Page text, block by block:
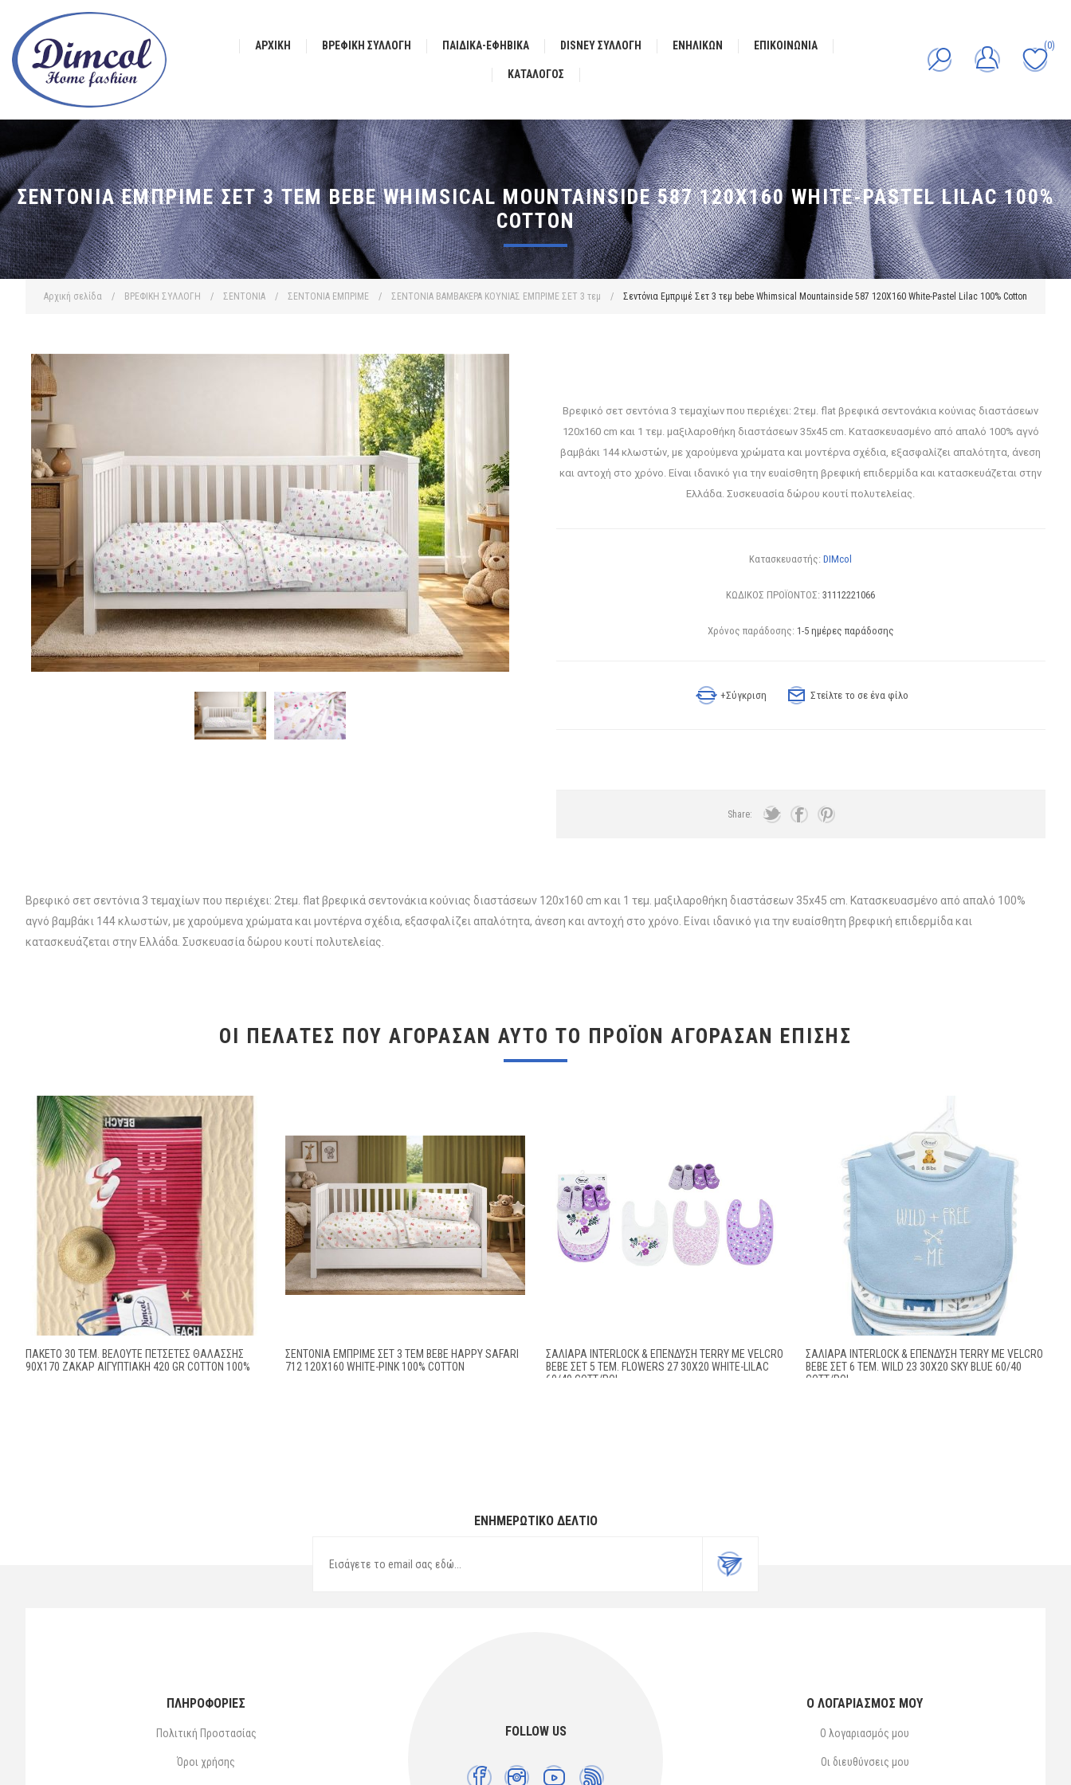
ΑΡΧΙΚΉ ΒΡΕΦΙΚΗ ΣΥΛΛΟΓΗ ΠΑΙΔΙΚΑ-ΕΦΗΒΙΚΑ DISNEY ΣΥΛΛΟΓΗ ΕΝΗΛΙΚΩΝ ΕΠΙΚΟΙΝΩΝΊΑ
ΚΑΤΆΛΟΓΟΣ
(0)
Αρχική σελίδα / ΒΡΕΦΙΚΗ ΣΥΛΛΟΓΗ / ΣΕΝΤΟΝΙΑ / ΣΕΝΤΟΝΙΑ ΕΜΠΡΙΜΕ / ΣΕΝΤΟΝΙΑ ΒΑΜΒΑΚΕΡΑ ΚΟΥΝΙΑΣ ΕΜΠΡΙΜΕ ΣΕΤ 3 τεμ / Σεντόνια Εμπριμέ Σετ 3 τεμ bebe Whimsical Mountainside 587 120X160 White-Pastel Lilac 100% Cotton
ΣΕΝΤΌΝΙΑ ΕΜΠΡΙΜΈ ΣΕΤ 3 ΤΕΜ BEBE WHIMSICAL MOUNTAINSIDE 587 120X160 WHITE-PASTEL LILAC 100%
COTTON
Βρεφικό σετ σεντόνια 3 τεμαχίων που περιέχει: 2τεμ. flat βρεφικά σεντονάκια κούνιας διαστάσεων
120x160 cm και 1 τεμ. μαξιλαροθήκη διαστάσεων 35x45 cm. Κατασκευασμένο από απαλό 100% αγνό
βαμβάκι 144 κλωστών, με χαρούμενα χρώματα και μοντέρνα σχέδια, εξασφαλίζει απαλότητα, άνεση
και αντοχή στο χρόνο. Είναι ιδανικό για την ευαίσθητη βρεφική επιδερμίδα και κατασκευάζεται στην
Ελλάδα. Συσκευασία δώρου κουτί πολυτελείας.
Κατασκευαστής: DIMcol
ΚΩΔΙΚΟΣ ΠΡΟΪΟΝΤΟΣ: 31112221066
Χρόνος παράδοσης: 1-5 ημέρες παράδοσης
+Σύγκριση Στείλτε το σε ένα φίλο
Share:
Βρεφικό σετ σεντόνια 3 τεμαχίων που περιέχει: 2τεμ. flat βρεφικά σεντονάκια κούνιας διαστάσεων 120x160 cm και 1 τεμ. μαξιλαροθήκη διαστάσεων 35x45 cm. Κατασκευασμένο από απαλό 100%
αγνό βαμβάκι 144 κλωστών, με χαρούμενα χρώματα και μοντέρνα σχέδια, εξασφαλίζει απαλότητα, άνεση και αντοχή στο χρόνο. Είναι ιδανικό για την ευαίσθητη βρεφική επιδερμίδα και
κατασκευάζεται στην Ελλάδα. Συσκευασία δώρου κουτί πολυτελείας.
ΟΙ ΠΕΛΆΤΕΣ ΠΟΥ ΑΓΌΡΑΣΑΝ ΑΥΤΌ ΤΟ ΠΡΟΪΌΝ ΑΓΌΡΑΣΑΝ ΕΠΊΣΗΣ
ΠΑΚΕΤΟ 30 ΤΕΜ. ΒΕΛΟΥΤΕ ΠΕΤΣΕΤΕΣ ΘΑΛΑΣΣΗΣ
90X170 ΖΑΚΑΡ ΑΙΓΥΠΤΙΑΚΗ 420 GR COTTON 100%
ΣΕΝΤΌΝΙΑ ΕΜΠΡΙΜΈ ΣΕΤ 3 ΤΕΜ BEBE HAPPY SAFARI
712 120X160 WHITE-PINK 100% COTTON
ΣΑΛΙΆΡΑ INTERLOCK & ΕΠΈΝΔΥΣΗ TERRY ΜΕ VELCRO
BEBE ΣΕΤ 5 ΤΕΜ. FLOWERS 27 30X20 WHITE-LILAC
60/40 COTT/POL
ΣΑΛΙΆΡΑ INTERLOCK & ΕΠΈΝΔΥΣΗ TERRY ΜΕ VELCRO
BEBE ΣΕΤ 6 ΤΕΜ. WILD 23 30X20 SKY BLUE 60/40
COTT/POL
ΕΝΗΜΕΡΩΤΙΚΌ ΔΕΛΤΊΟ
FOLLOW US
ΠΛΗΡΟΦΟΡΙΕΣ
Πολιτική Προστασίας
Όροι χρήσης
Ο ΛΟΓΑΡΙΑΣΜΌΣ ΜΟΥ
Ο λογαριασμός μου
Οι διευθύνσεις μου